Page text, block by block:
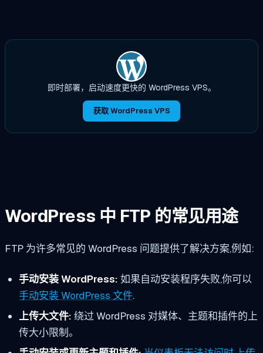
即时部署，启动速度更快的 WordPress VPS。
获取 WordPress VPS
WordPress 中 FTP 的常见用途
FTP 为许多常见的 WordPress 问题提供了解决方案,例如:
手动安装 WordPress: 如果自动安装程序失败,你可以
手动安装 WordPress 文件.
上传大文件: 绕过 WordPress 对媒体、主题和插件的上
传大小限制。